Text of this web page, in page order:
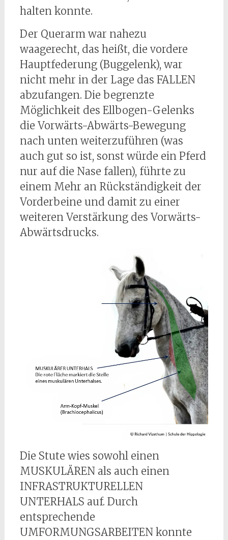
halten konnte.
Der Querarm war nahezu
waagerecht, das heißt, die vordere
Hauptfederung (Buggelenk), war
nicht mehr in der Lage das FALLEN
abzufangen. Die begrenzte
Möglichkeit des Ellbogen-Gelenks
die Vorwärts-Abwärts-Bewegung
nach unten weiterzuführen (was
auch gut so ist, sonst würde ein Pferd
nur auf die Nase fallen), führte zu
einem Mehr an Rückständigkeit der
Vorderbeine und damit zu einer
weiteren Verstärkung des Vorwärts-
Abwärtsdrucks.
Die Stute wies sowohl einen
MUSKULÄREN als auch einen
INFRASTRUKTURELLEN
UNTERHALS auf. Durch
entsprechende
UMFORMUNGSARBEITEN konnte